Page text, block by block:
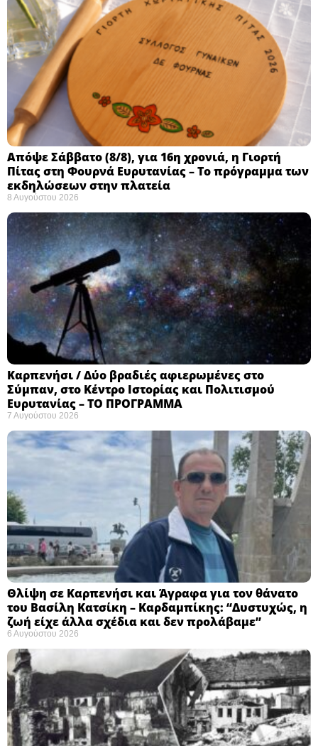
Απόψε Σάββατο (8/8), για 16η χρονιά, η Γιορτή
Πίτας στη Φουρνά Ευρυτανίας – Το πρόγραμμα των
εκδηλώσεων στην πλατεία
8 Αυγούστου 2026
Καρπενήσι / Δύο βραδιές αφιερωμένες στο
Σύμπαν, στο Κέντρο Ιστορίας και Πολιτισμού
Ευρυτανίας – ΤΟ ΠΡΟΓΡΑΜΜΑ
7 Αυγούστου 2026
Θλίψη σε Καρπενήσι και Άγραφα για τον θάνατο
του Βασίλη Κατσίκη – Καρδαμπίκης: “Δυστυχώς, η
ζωή είχε άλλα σχέδια και δεν προλάβαμε”
6 Αυγούστου 2026